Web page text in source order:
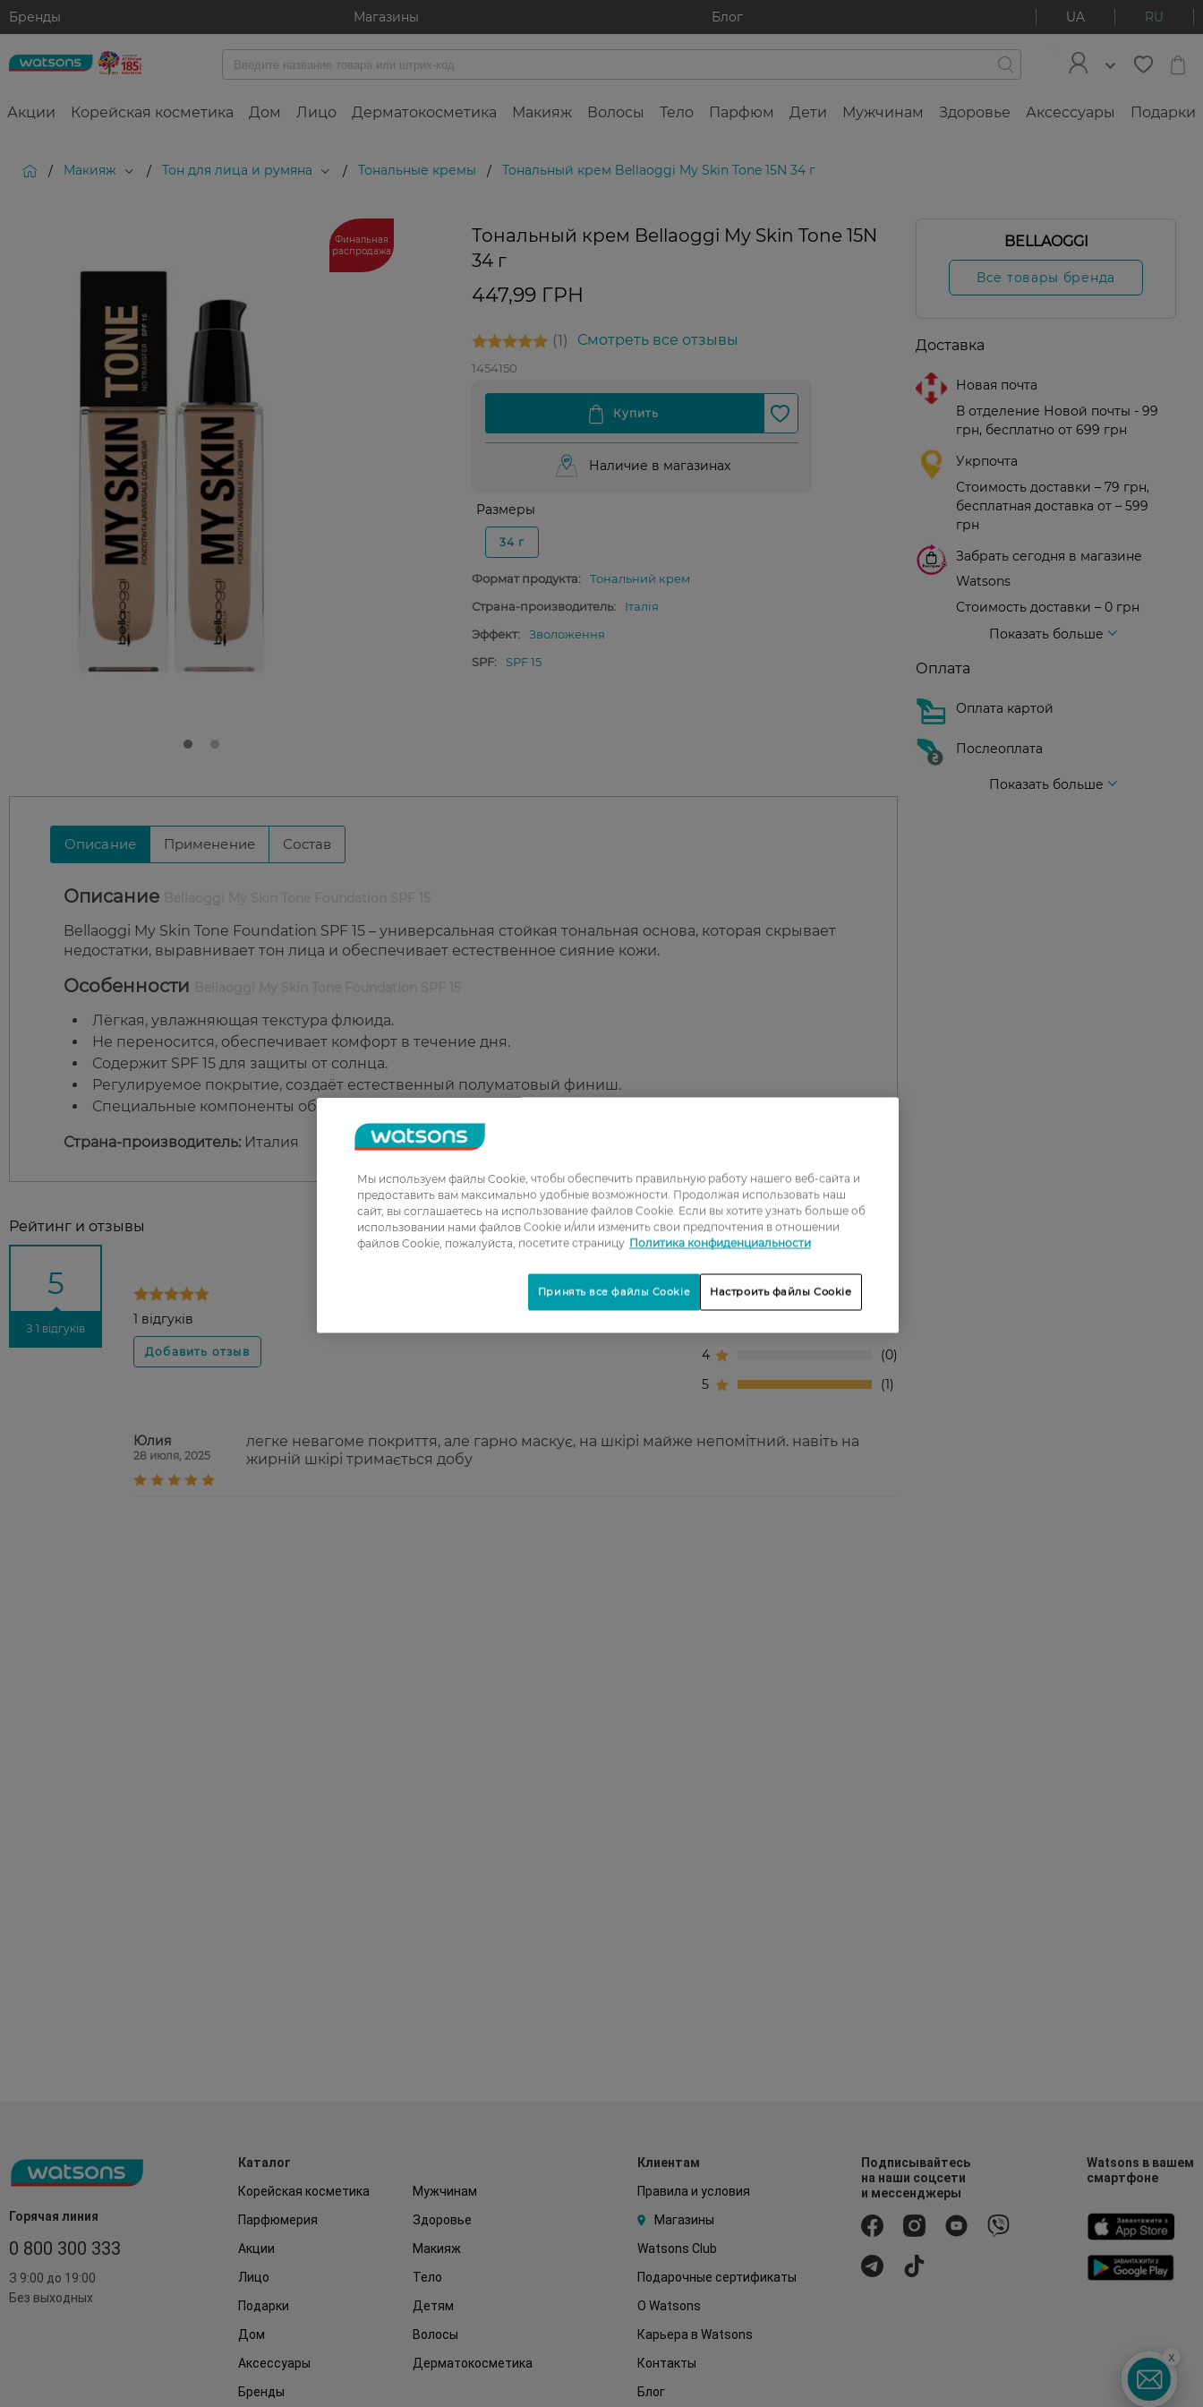
Бренды Магазины Блог UA RU
Акции Корейская косметика Дом Лицо Дерматокосметика Макияж Волосы Тело Парфюм Дети Мужчинам Здоровье Аксессуары Подарки
/ Макияж / Тон для лица и румяна / Тональные кремы / Тональный крем Bellaoggi My Skin Tone 15N 34 г
Финальная
распродажа
Финальная
Тональный крем Bellaoggi My Skin Tone 15N
34 г
447,99 ГРН
1 Смотреть все отзывы
1454150
Наличие в магазинах
Размеры
34 г
Формат продукта:
Тональний крем
Страна-производитель:
Італія
Эффект:
Зволоження
SPF:
SPF 15
Описание Применение Состав
Описание
Bellaoggi My Skin Tone Foundation SPF 15 – универсальная стойкая тональная основа, которая скрывает
недостатки, выравнивает тон лица и обеспечивает естественное сияние кожи.
Особенности
Лёгкая, увлажняющая текстура флюида.
Не переносится, обеспечивает комфорт в течение дня.
Содержит SPF 15 для защиты от солнца.
Регулируемое покрытие, создаёт естественный полуматовый финиш.
Специальные компоненты обеспечивают длительное увлажнение кожи.
Страна-производитель: Италия
Рейтинг и отзывы
5
З 1 відгуків
1 відгуків
4
0
5
1
Юлия
28 июля, 2025
легке невагоме покриття, але гарно маскує, на шкірі майже непомітний. навіть на
жирній шкірі тримається добу
BELLAOGGI
Все товары бренда
Доставка
Новая почта
В отделение Новой почты - 99
грн, бесплатно от 699 грн
Укрпочта
Стоимость доставки – 79 грн,
бесплатная доставка от – 599
грн
Забрать сегодня в магазине
Watsons
Стоимость доставки – 0 грн
Показать больше
Оплата
Оплата картой
Послеоплата
Показать больше
Горячая линия
0 800 300 333
З 9:00 до 19:00
Без выходных
Каталог
Корейская косметика
Мужчинам
Парфюмерия
Здоровье
Акции
Макияж
Лицо
Тело
Подарки
Детям
Дом
Волосы
Аксессуары
Дерматокосметика
Бренды
Клиентам
Правила и условия
Магазины
Watsons Club
Подарочные сертификаты
О Watsons
Карьера в Watsons
Контакты
Блог
Подписывайтесь
на наши соцсети
и мессенджеры
Watsons в вашем
смартфоне
x
Мы используем файлы Cookie, чтобы обеспечить правильную работу нашего веб-сайта и
предоставить вам максимально удобные возможности. Продолжая использовать наш
сайт, вы соглашаетесь на использование файлов Cookie. Если вы хотите узнать больше об
использовании нами файлов Cookie и/или изменить свои предпочтения в отношении
файлов Cookie, пожалуйста, посетите страницу Политика конфиденциальности
Настроить файлы Cookie
Принять все файлы Cookie